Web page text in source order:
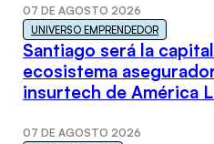
07 DE AGOSTO 2026
UNIVERSO EMPRENDEDOR
Santiago será la
ecosistema
insurtech de América
07 DE AGOSTO 2026